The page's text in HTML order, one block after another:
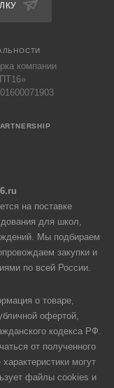
компании
на поставке
для школ,
Мы подбираем
закупки и
по всей России.
о товаре,
офертой,
кодекса РФ.
от полученного
могут
файлы cookies и